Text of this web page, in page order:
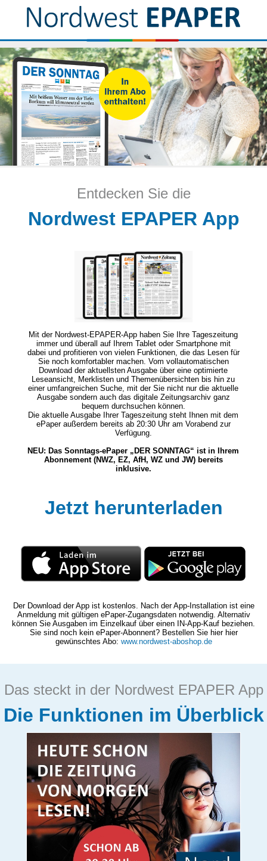
Entdecken Sie die
Nordwest EPAPER App
Mit der Nordwest-EPAPER-App haben Sie Ihre Tageszeitung
immer und überall auf Ihrem Tablet oder Smartphone mit
dabei und profitieren von vielen Funktionen, die das Lesen für
Sie noch komfortabler machen. Vom vollautomatischen
Download der aktuellsten Ausgabe über eine optimierte
Leseansicht, Merklisten und Themenübersichten bis hin zu
einer umfangreichen Suche, mit der Sie nicht nur die aktuelle
Ausgabe sondern auch das digitale Zeitungsarchiv ganz
bequem durchsuchen können.
Die aktuelle Ausgabe Ihrer Tageszeitung steht Ihnen mit dem
ePaper außerdem bereits ab 20:30 Uhr am Vorabend zur
Verfügung.
NEU: Das Sonntags-ePaper „DER SONNTAG“ ist in Ihrem
Abonnement (NWZ, EZ, AfH, WZ und JW) bereits
inklusive.
Jetzt herunterladen
Der Download der App ist kostenlos. Nach der App-Installation ist eine
Anmeldung mit gültigen ePaper-Zugangsdaten notwendig. Alternativ
können Sie Ausgaben im Einzelkauf über einen IN-App-Kauf beziehen.
Sie sind noch kein ePaper-Abonnent? Bestellen Sie hier hier
gewünschtes Abo: www.nordwest-aboshop.de
Das steckt in der Nordwest EPAPER App
Die Funktionen im Überblick